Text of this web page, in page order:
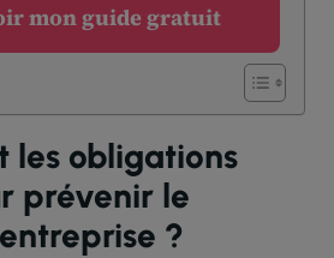
mon guide gratuit
les obligations
prévenir le
?